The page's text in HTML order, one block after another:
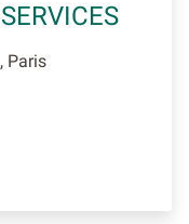
Paris